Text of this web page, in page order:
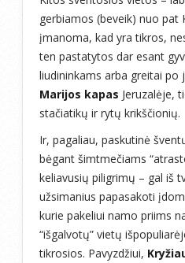
gerbiamos (beveik) nuo pat
įmanoma, kad yra tikros,
ten pastatytos dar esant
liudininkams arba greitai
Marijos kapas Jeruzalėje,
stačiatikų ir rytų krikščionių.
Ir, pagaliau, paskutinė
bėgant šimtmečiams
keliavusių piligrimų – gal iš
užsimanius papasakoti
kurie pakeliui namo priims
“išgalvotų” vietų
tikrosios. Pavyzdžiui,